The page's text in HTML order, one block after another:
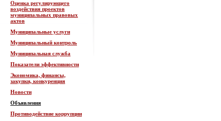
Оценка регулирующего
воздействия проектов
муниципальных правовых
актов
Муниципальные услуги
Муниципальный контроль
Муниципальная служба
Показатели эффективности
Экономика, финансы,
закупки, конкуренция
Новости
Объявления
Противодействие коррупции